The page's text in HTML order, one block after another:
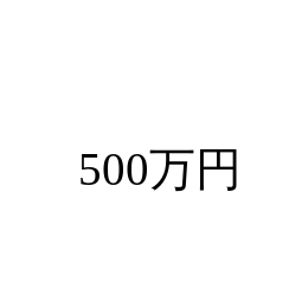
500万